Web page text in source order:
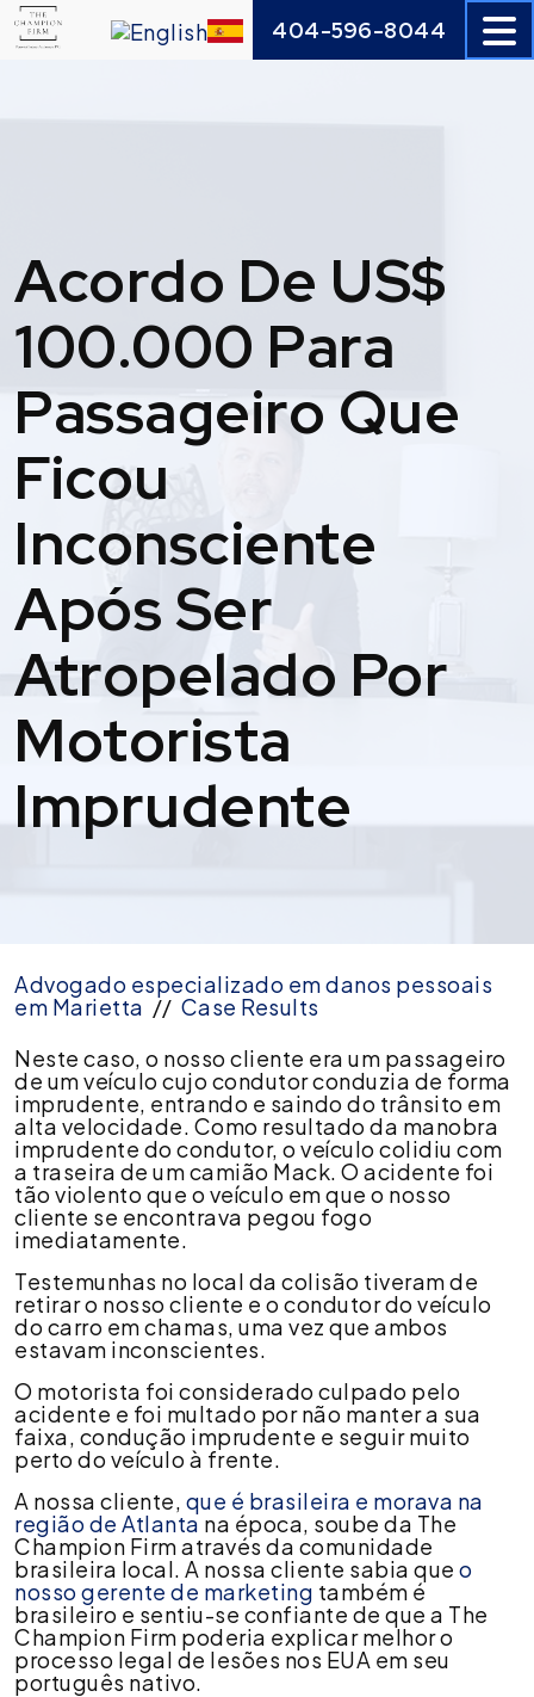
Skip
to
404-596-8044
Acordo De US$
100.000 Para
Passageiro Que
Ficou
Inconsciente
Após Ser
Atropelado Por
Motorista
Imprudente
Advogado especializado em danos pessoais
em Marietta // Case Results
Acordo
de
US$
100.000
para
passageiro
que
ficou
inconsciente
ser
atropelado
por
motorista
Neste caso, o nosso cliente era um passageiro
de um veículo cujo condutor conduzia de forma
imprudente, entrando e saindo do trânsito em
alta velocidade. Como resultado da manobra
imprudente do condutor, o veículo colidiu com
a traseira de um camião Mack. O acidente foi
tão violento que o veículo em que o nosso
cliente se encontrava pegou fogo
imediatamente.
Testemunhas no local da colisão tiveram de
retirar o nosso cliente e o condutor do veículo
do carro em chamas, uma vez que ambos
estavam inconscientes.
O motorista foi considerado culpado pelo
acidente e foi multado por não manter a sua
faixa, condução imprudente e seguir muito
perto do veículo à frente.
A nossa cliente, que é brasileira e morava na
região de Atlanta na época, soube da The
Champion Firm através da comunidade
brasileira local. A nossa cliente sabia que o
nosso gerente de marketing também é
brasileiro e sentiu-se confiante de que a The
Champion Firm poderia explicar melhor o
processo legal de lesões nos EUA em seu
português nativo.